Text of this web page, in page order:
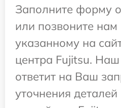
Заполните форму
или позвоните
указанному на
центра Fujitsu.
ответит на Ваш
уточнения